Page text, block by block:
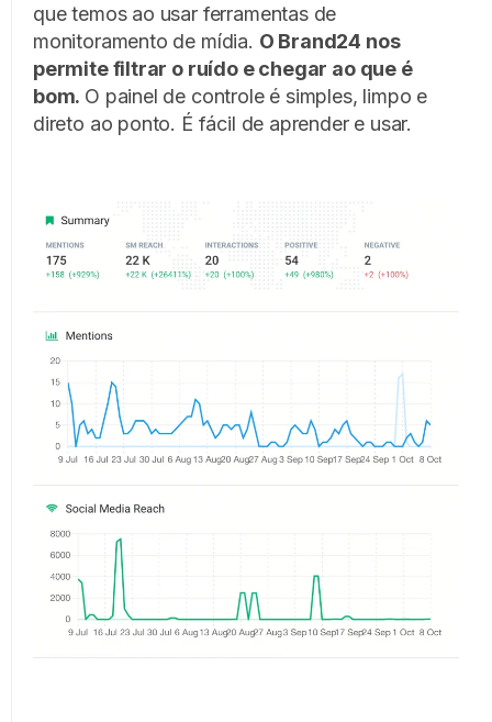
que temos ao usar ferramentas de
monitoramento de mídia. O Brand24 nos
permite filtrar o ruído e chegar ao que é
bom. O painel de controle é simples, limpo e
direto ao ponto. É fácil de aprender e usar.